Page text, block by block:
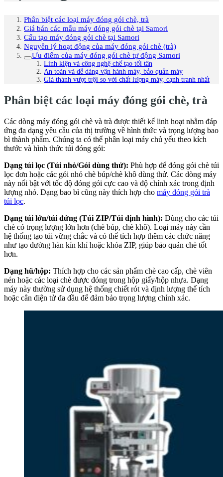
Phân biệt các loại máy đóng gói chè, trà
Giá bán các mẫu máy đóng gói chè tại Samori
Cấu tạo máy đóng gói chè tại Samori
Nguyên lý hoạt động của máy đóng gói chè (trà)
Ưu điểm của máy đóng gói chè tự động Samori
Linh kiện và công nghệ chế tạo tối tân
An toàn và dễ dàng vận hành máy, bảo quản máy
Giá thành vượt trội so với chất lượng máy, cạnh tranh nhất
Phân biệt các loại máy đóng gói chè, trà
Các dòng máy đóng gói chè và trà được thiết kế linh hoạt nhằm đáp
ứng đa dạng yêu cầu của thị trường về hình thức và trọng lượng bao
bì thành phẩm. Chúng ta có thể phân loại máy chủ yếu theo kích
thước và hình thức túi đóng gói:
Dạng túi lọc (Túi nhỏ/Gói dùng thử): Phù hợp để đóng gói chè túi
lọc đơn hoặc các gói nhỏ chè búp/chè khô dùng thử. Các dòng máy
này nổi bật với tốc độ đóng gói cực cao và độ chính xác trong định
lượng nhỏ. Dạng bao bì cũng này thích hợp cho máy đóng gói trà
túi lọc.
Dạng túi lớn/túi đứng (Túi ZIP/Túi định hình): Dùng cho các túi
chè có trọng lượng lớn hơn (chè búp, chè khô). Loại máy này cần
hệ thống tạo túi vững chắc và có thể tích hợp thêm các chức năng
như tạo đường hàn kín khí hoặc khóa ZIP, giúp bảo quản chè tốt
hơn.
Dạng hũ/hộp: Thích hợp cho các sản phẩm chè cao cấp, chè viên
nén hoặc các loại chè được đóng trong hộp giấy/hộp nhựa. Dạng
máy này thường sử dụng hệ thống chiết rót và định lượng thể tích
hoặc cân điện tử đa đầu để đảm bảo trọng lượng chính xác.